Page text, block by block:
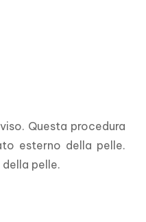
Questa procedura
esterno della pelle.
pelle.